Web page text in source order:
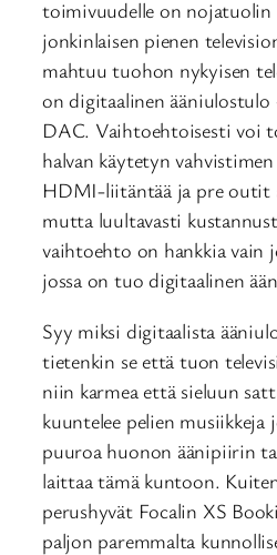
toimivuudelle on nojatuolin
jonkinlaisen pienen
mahtuu tuohon nykyisen
on digitaalinen
DAC. Vaihtoehtoisesti voi
halvan käytetyn
HDMI-liitäntää ja pre outit
mutta luultavasti
vaihtoehto on hankkia vain
jossa on tuo digitaalinen
Syy miksi digitaalista
tietenkin se että tuon
niin karmea että sieluun
kuuntelee pelien musiikkeja
puuroa huonon äänipiirin
laittaa tämä kuntoon.
perushyvät Focalin XS
paljon paremmalta